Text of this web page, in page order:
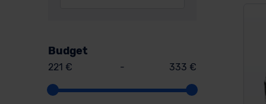
Budget
221 € - 333 €